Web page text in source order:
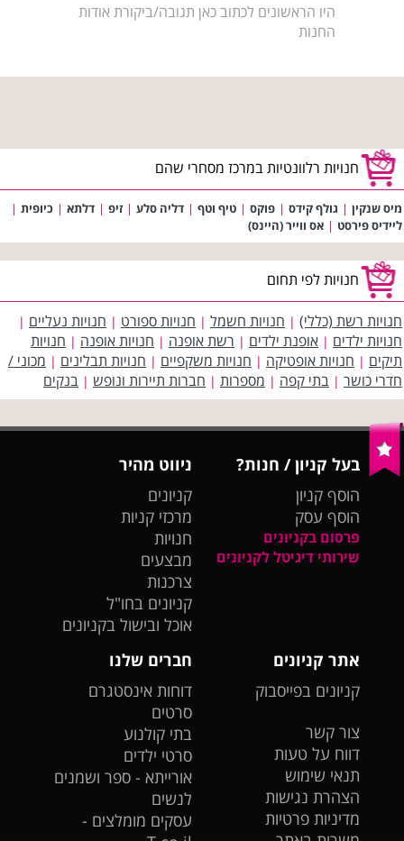
היו הראשונים לכתוב כאן תגובה/ביקורת אודות
החנות
חנויות רלוונטיות במרכז מסחרי שהם
מיס שנקין | גולף קידס | פוקס | טיף וטף | דליה סלע | זיפ | דלתא | כיופית |
ליידיס פירסט | אס ווייר (היינס)
חנויות לפי תחום
חנויות רשת (כללי) | חנויות חשמל | חנויות ספורט | חנויות נעליים |
חנויות ילדים | אופנת ילדים | רשת אופנה | חנויות אופנה | חנויות
תיקים | חנויות אופטיקה | חנויות משקפיים | חנויות תבלינים | מכוני /
חדרי כושר | בתי קפה | מספרות | חברות תיירות ונופש | בנקים
בעל קניון / חנות?
הוסף קניון
הוסף עסק
פרסום בקניונים
שירותי דיגיטל לקניונים
ניווט מהיר
קניונים
מרכזי קניות
חנויות
מבצעים
צרכנות
קניונים בחו"ל
אוכל ובישול בקניונים
אתר קניונים
קניונים בפייסבוק
צור קשר
דווח על טעות
תנאי שימוש
הצהרת נגישות
מדיניות פרטיות
חברים שלנו
דוחות אינסטגרם
סרטים
בתי קולנוע
סרטי ילדים
אורייתא - ספר ושמנים
לנשים
עסקים מומלצים -